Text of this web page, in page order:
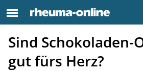
Sind Schokoladen-
gut fürs Herz?